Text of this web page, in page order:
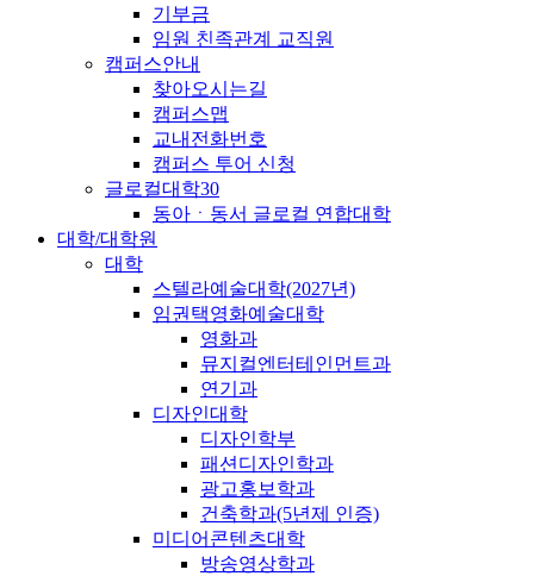
기부금
임원 친족관계 교직원
캠퍼스안내
찾아오시는길
캠퍼스맵
교내전화번호
캠퍼스 투어 신청
글로컬대학30
동아ㆍ동서 글로컬 연합대학
대학/대학원
대학
스텔라예술대학(2027년)
임권택영화예술대학
영화과
뮤지컬엔터테인먼트과
연기과
디자인대학
디자인학부
패션디자인학과
광고홍보학과
건축학과(5년제 인증)
미디어콘텐츠대학
방송영상학과